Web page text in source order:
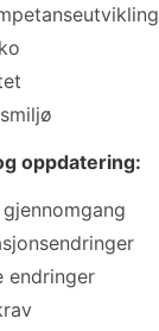
oppdatering:
endringer